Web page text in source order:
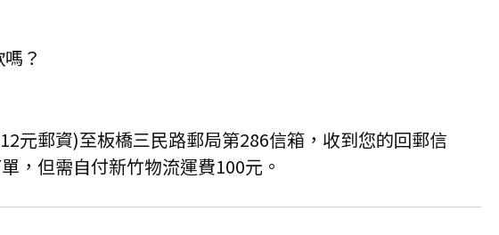
？
元郵資)至板橋三民路郵局第286信箱，收到您的回郵信
，但需自付新竹物流運費100元。